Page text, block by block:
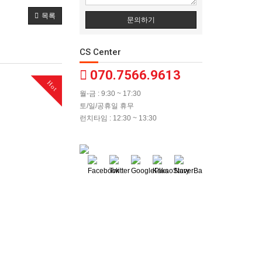
목록
Hot
문의하기
CS Center
070.7566.9613
월-금 : 9:30 ~ 17:30
토/일/공휴일 휴무
런치타임 : 12:30 ~ 13:30